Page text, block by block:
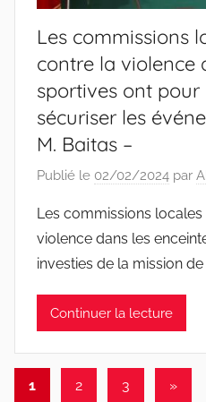
Les commissions
contre la violence
sportives ont pour
sécuriser les
M. Baitas –
Publié le 02/02/2024 par
Les commissions
violence dans les
investies de la mission
Continuer la lecture
Pagination
1 2 3 »